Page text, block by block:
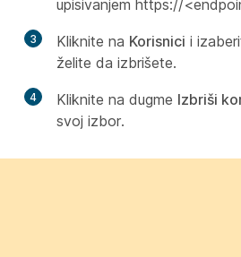
upisivanjem https://
3 Kliknite na Korisnici i
želite da izbrišete.
4 Kliknite na dugme Izbriši
svoj izbor.